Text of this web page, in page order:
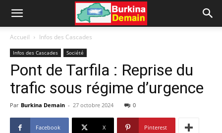
Accueil Infos des Cascades
Infos des Cascades Société
Pont de Tarfila : Reprise du
trafic sous régime d’urgence
Par Burkina Demain - 27 octobre 2024 0
Facebook X Pinterest